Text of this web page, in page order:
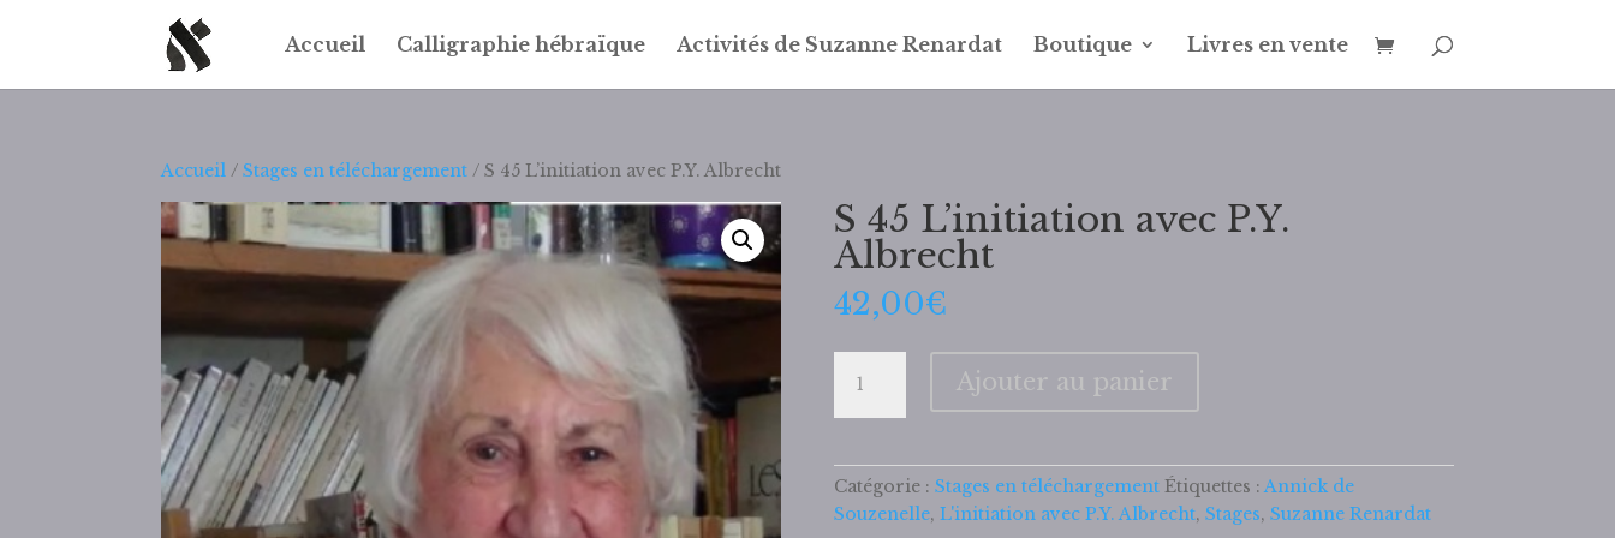
Accueil Calligraphie hébraïque Activités de Suzanne Renardat Boutique Livres en vente
Accueil /Stages en téléchargement / S 45 L’initiation avec P.Y. Albrecht
S 45 L’initiation avec P.Y.
Albrecht
42,00€
S
L'initiation
avec
Ajouter au panier
Catégorie : Stages en téléchargement Étiquettes :Annick de
Souzenelle, L'initiation avec P.Y. Albrecht, Stages, Suzanne Renardat